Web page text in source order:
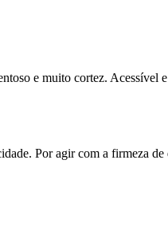
e muito cortez. Acessível
Por agir com a firmeza de